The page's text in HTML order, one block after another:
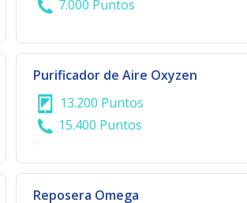
7.000 Puntos
Purificador de Aire Oxyzen
13.200 Puntos
15.400 Puntos
Reposera Omega